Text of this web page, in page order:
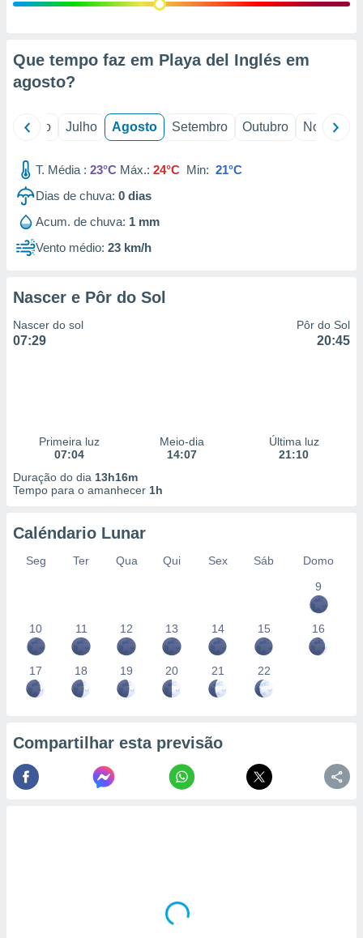
através
estudos
1199
Que tempo faz em Playa del Inglés em
agosto?
Junho Julho Agosto Setembro Outubro Novembro
T. Média : 23°C Máx.: 24°C Min: 21°C
Dias de chuva: 0 dias
Acum. de chuva: 1 mm
Vento médio: 23 km/h
Nascer e Pôr do Sol
Nascer do sol
07:29
Pôr do Sol
20:45
Primeira luz
07:04
Meio-dia
14:07
Última luz
21:10
Duração do dia 13h16m
Tempo para o amanhecer 1h
Caléndario Lunar
Seg Ter Qua Qui Sex Sáb
Domo
9
10 11 12 13 14 15 16
17 18 19 20 21 22
Compartilhar esta previsão